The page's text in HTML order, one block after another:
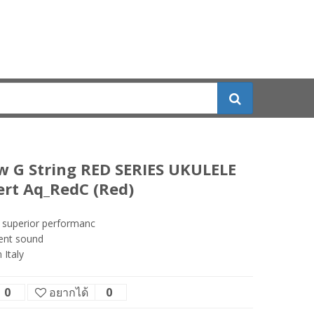
String RED SERIES UKULELE
Aq_RedC (Red)
performanc
sound
Italy
0 อยากได้ 0